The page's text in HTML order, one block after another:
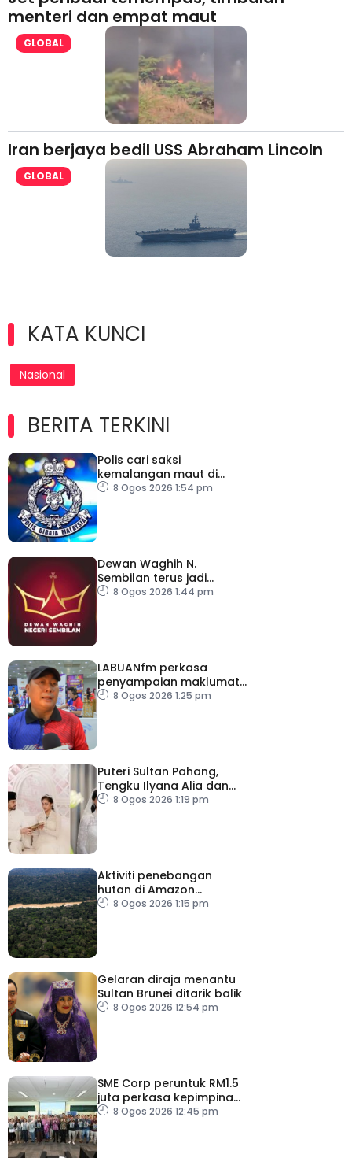
menteri dan empat maut
GLOBAL
Iran berjaya bedil USS Abraham Lincoln
GLOBAL
KATA KUNCI
Nasional
BERITA TERKINI
Polis cari saksi
kemalangan maut di
Jalan Setia Raja
8 Ogos 2026 1:54 pm
Dewan Waghih N.
Sembilan terus jadi
platform gilap
8 Ogos 2026 1:44 pm
LABUANfm perkasa
penyampaian maklumat
menerusi siaran luar RDL
8 Ogos 2026 1:25 pm
Puteri Sultan Pahang,
Tengku Ilyana Alia dan
pasangan selamat
8 Ogos 2026 1:19 pm
Aktiviti penebangan
hutan di Amazon
merosot dalam tempoh
8 Ogos 2026 1:15 pm
Gelaran diraja menantu
Sultan Brunei ditarik balik
8 Ogos 2026 12:54 pm
SME Corp peruntuk RM1.5
juta perkasa kepimpinan
90 PMKS
8 Ogos 2026 12:45 pm